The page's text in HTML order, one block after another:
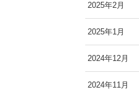
2025年2月
2025年1月
2024年12月
2024年11月